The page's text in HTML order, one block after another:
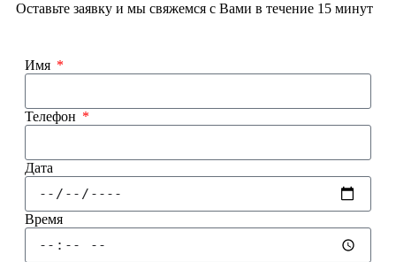
Оставьте заявку и мы свяжемся с Вами в течение 15 минут
Имя
Телефон
Дата
Время